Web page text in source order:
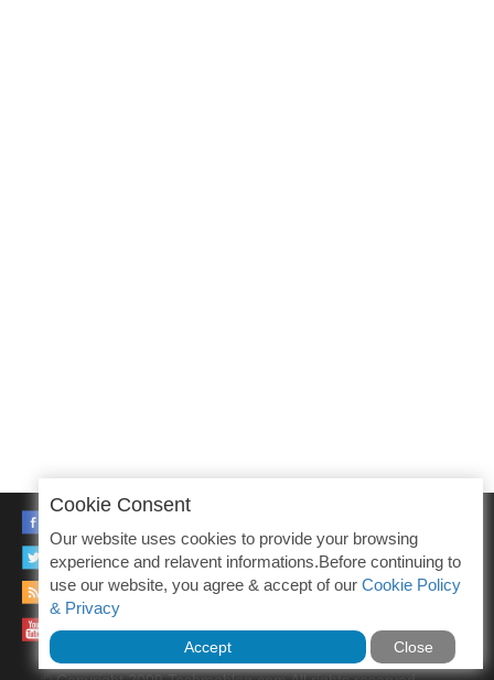
TWITTER
RSS
YOUTUBE
Cookie Consent
Our website uses cookies to provide your browsing
experience and relavent informations.Before continuing to
use our website, you agree & accept of our Cookie Policy
& Privacy
Accept Close